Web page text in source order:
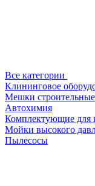
Все категории
Клининговое
Мешки строительные
Автохимия
Комплектующие для
Мойки высокого
Пылесосы